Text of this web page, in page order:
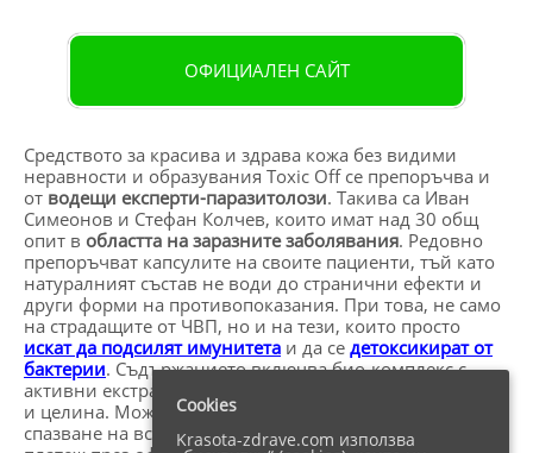
ОФИЦИАЛЕН САЙТ
Средството за красива и здрава кожа без видими
неравности и образувания Toxic Off се препоръчва и
от водещи експерти-паразитолози. Такива са Иван
Симеонов и Стефан Колчев, които имат над 30 общ
опит в областта на заразните заболявания. Редовно
препоръчват капсулите на своите пациенти, тъй като
натуралният състав не води до странични ефекти и
други форми на противопоказания. При това, не само
на страдащите от ЧВП, но и на тези, които просто
искат да подсилят имунитета и да се детоксикират от
бактерии. Съдържанието включва био-комплекс с
активни екстракти от пелин, готу кола, куркума, амла
и целина. Можете да го поръчате с бърза доставка при
спазване на всички хигиенни мерки и с наложен
Cookies
Krasota-zdrave.com използва